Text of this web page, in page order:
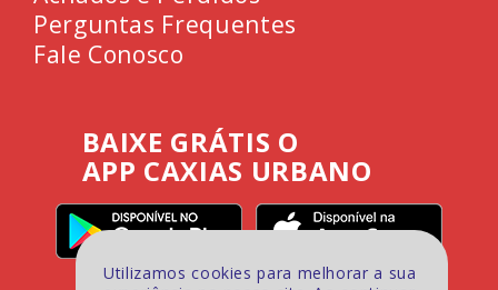
Perguntas Frequentes
Fale Conosco
BAIXE GRÁTIS O
APP CAXIAS URBANO
Utilizamos cookies para melhorar a sua